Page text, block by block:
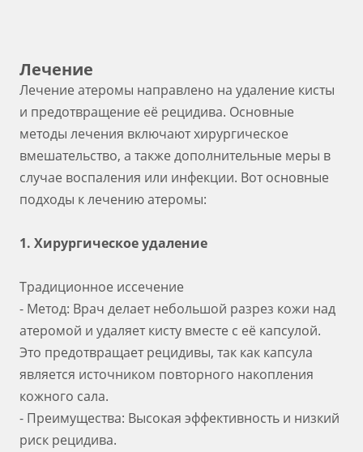
Лечение
Лечение атеромы направлено на удаление кисты
и предотвращение её рецидива. Основные
методы лечения включают хирургическое
вмешательство, а также дополнительные меры в
случае воспаления или инфекции. Вот основные
подходы к лечению атеромы:
1. Хирургическое удаление
Традиционное иссечение
- Метод: Врач делает небольшой разрез кожи над
атеромой и удаляет кисту вместе с её капсулой.
Это предотвращает рецидивы, так как капсула
является источником повторного накопления
кожного сала.
- Преимущества: Высокая эффективность и низкий
риск рецидива.